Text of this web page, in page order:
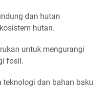
dan hutan
hutan.
untuk mengurangi
fosil.
dan bahan baku